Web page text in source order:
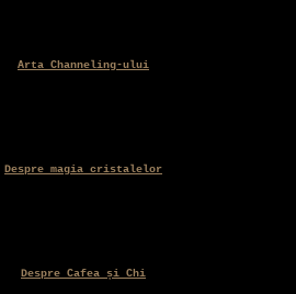
Arta Channeling-ului
Despre magia cristalelor
Despre Cafea și Chi